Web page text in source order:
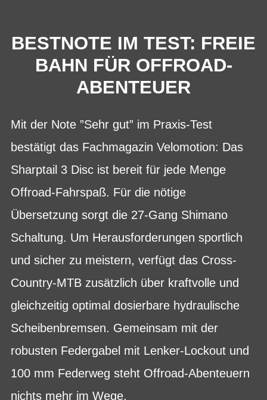
BESTNOTE IM TEST: FREIE
BAHN FÜR OFFROAD-
ABENTEUER
Mit der Note ”Sehr gut” im Praxis-Test
bestätigt das Fachmagazin Velomotion: Das
Sharptail 3 Disc ist bereit für jede Menge
Offroad-Fahrspaß. Für die nötige
Übersetzung sorgt die 27-Gang Shimano
Schaltung. Um Herausforderungen sportlich
und sicher zu meistern, verfügt das Cross-
Country-MTB zusätzlich über kraftvolle und
gleichzeitig optimal dosierbare hydraulische
Scheibenbremsen. Gemeinsam mit der
robusten Federgabel mit Lenker-Lockout und
100 mm Federweg steht Offroad-Abenteuern
nichts mehr im Wege.